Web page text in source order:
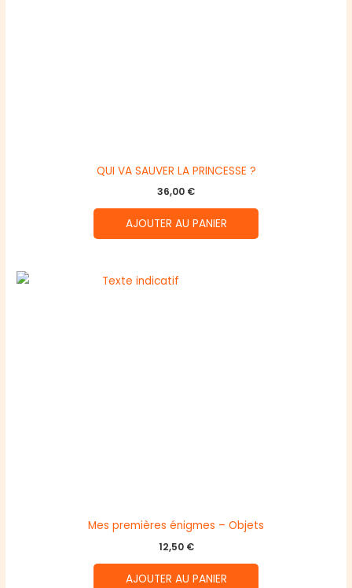
QUI VA SAUVER LA PRINCESSE ?
36,00 €
AJOUTER AU PANIER
Mes premières énigmes – Objets
12,50 €
AJOUTER AU PANIER